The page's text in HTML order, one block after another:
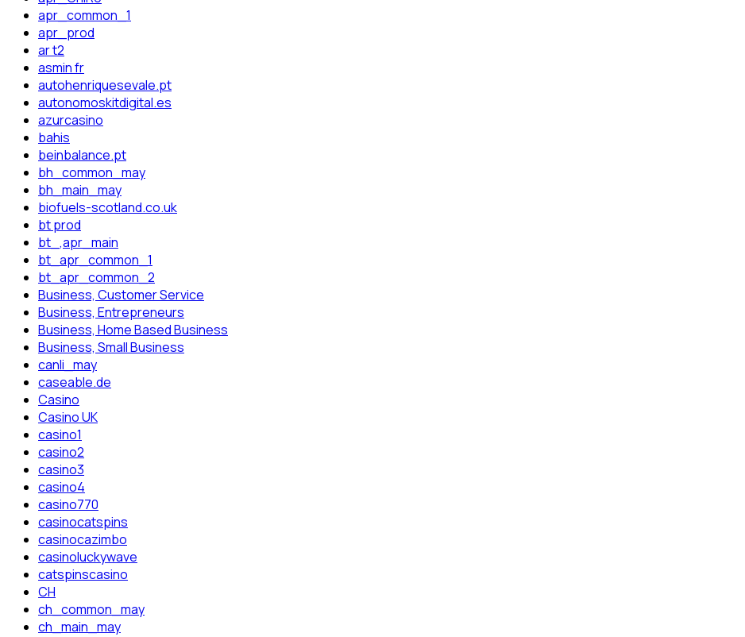
apr_common_1
apr_prod
ar t2
asmin fr
autohenriquesevale.pt
autonomoskitdigital.es
azurcasino
bahis
beinbalance.pt
bh_common_may
bh_main_may
biofuels-scotland.co.uk
bt prod
bt_,apr_main
bt_apr_common_1
bt_apr_common_2
Business, Customer Service
Business, Entrepreneurs
Business, Home Based Business
Business, Small Business
canli_may
caseable.de
Casino
Casino UK
casino1
casino2
casino3
casino4
casino770
casinocatspins
casinocazimbo
casinoluckywave
catspinscasino
CH
ch_common_may
ch_main_may